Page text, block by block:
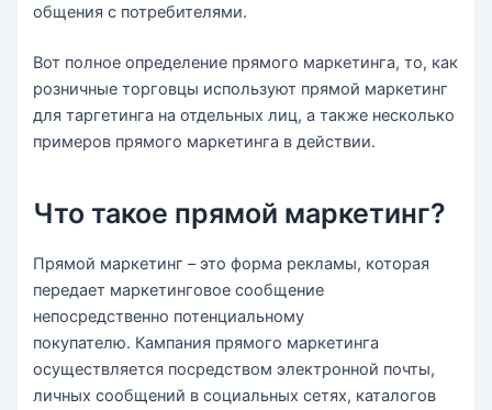
общения с потребителями.
Вот полное определение прямого маркетинга, то, как
розничные торговцы используют прямой маркетинг
для таргетинга на отдельных лиц, а также несколько
примеров прямого маркетинга в действии.
Что такое прямой маркетинг?
Прямой маркетинг – это форма рекламы, которая
передает маркетинговое сообщение
непосредственно потенциальному
покупателю. Кампания прямого маркетинга
осуществляется посредством электронной почты,
личных сообщений в социальных сетях, каталогов